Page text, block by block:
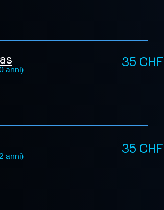
anni) 35 CHF
anni) 35 CHF